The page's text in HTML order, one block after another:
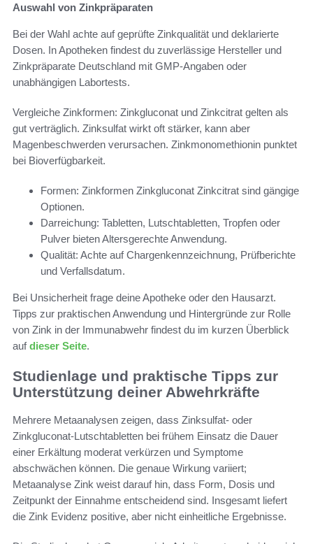
Auswahl von Zinkpräparaten
Bei der Wahl achte auf geprüfte Zinkqualität und deklarierte
Dosen. In Apotheken findest du zuverlässige Hersteller und
Zinkpräparate Deutschland mit GMP-Angaben oder
unabhängigen Labortests.
Vergleiche Zinkformen: Zinkgluconat und Zinkcitrat gelten als
gut verträglich. Zinksulfat wirkt oft stärker, kann aber
Magenbeschwerden verursachen. Zinkmonomethionin punktet
bei Bioverfügbarkeit.
Formen: Zinkformen Zinkgluconat Zinkcitrat sind gängige
Optionen.
Darreichung: Tabletten, Lutschtabletten, Tropfen oder
Pulver bieten Altersgerechte Anwendung.
Qualität: Achte auf Chargenkennzeichnung, Prüfberichte
und Verfallsdatum.
Bei Unsicherheit frage deine Apotheke oder den Hausarzt.
Tipps zur praktischen Anwendung und Hintergründe zur Rolle
von Zink in der Immunabwehr findest du im kurzen Überblick
aufdieser Seite.
Studienlage und praktische Tipps zur
Unterstützung deiner Abwehrkräfte
Mehrere Metaanalysen zeigen, dass Zinksulfat- oder
Zinkgluconat-Lutschtabletten bei frühem Einsatz die Dauer
einer Erkältung moderat verkürzen und Symptome
abschwächen können. Die genaue Wirkung variiert;
Metaanalyse Zink weist darauf hin, dass Form, Dosis und
Zeitpunkt der Einnahme entscheidend sind. Insgesamt liefert
die Zink Evidenz positive, aber nicht einheitliche Ergebnisse.